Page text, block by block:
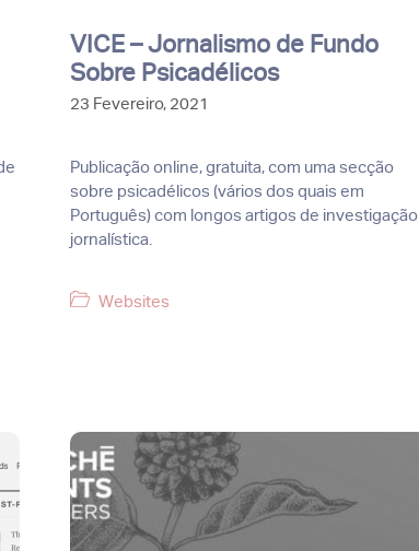
VICE – Jornalismo de Fundo
Sobre Psicadélicos
23 Fevereiro, 2021
Publicação online, gratuita, com uma secção
sobre psicadélicos (vários dos quais em
Português) com longos artigos de investigação
jornalística.
Categorias
Websites